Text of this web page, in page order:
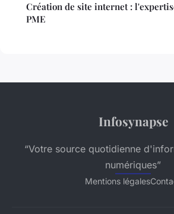
Création de site internet :
PME
Infosynapse
“Votre source quotidienne
numériques”
Mentions légales